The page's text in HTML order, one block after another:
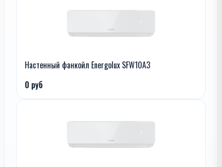
Настенный фанкойл Energolux SFW10A3
0 руб